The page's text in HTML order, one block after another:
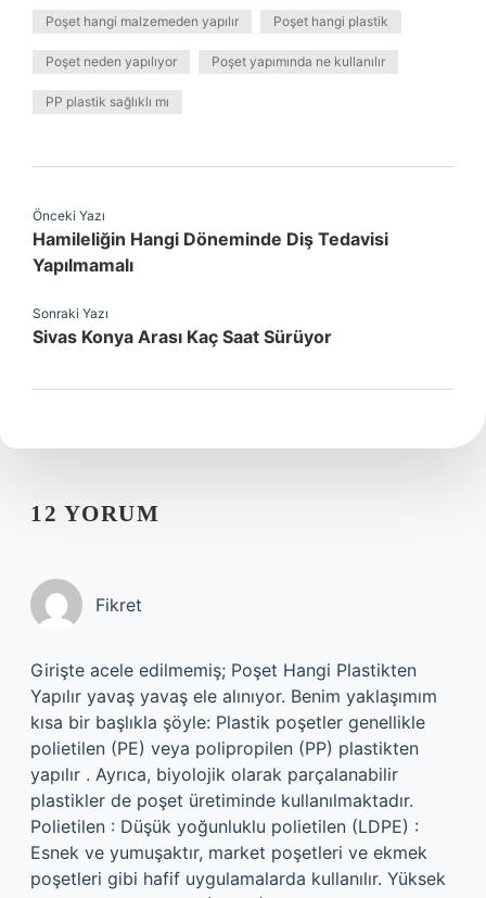
Poşet hangi malzemeden yapılır Poşet hangi plastik
Poşet neden yapılıyor Poşet yapımında ne kullanılır
PP plastik sağlıklı mı
Önceki Yazı
Hamileliğin Hangi Döneminde Diş Tedavisi
Yapılmamalı
Sonraki Yazı
Sivas Konya Arası Kaç Saat Sürüyor
12 YORUM
Fikret
Girişte acele edilmemiş; Poşet Hangi Plastikten
Yapılır yavaş yavaş ele alınıyor. Benim yaklaşımım
kısa bir başlıkla şöyle: Plastik poşetler genellikle
polietilen (PE) veya polipropilen (PP) plastikten
yapılır . Ayrıca, biyolojik olarak parçalanabilir
plastikler de poşet üretiminde kullanılmaktadır.
Polietilen : Düşük yoğunluklu polietilen (LDPE) :
Esnek ve yumuşaktır, market poşetleri ve ekmek
poşetleri gibi hafif uygulamalarda kullanılır. Yüksek